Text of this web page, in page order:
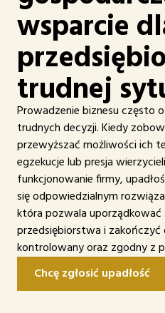
wsparcie
trudnej
Prowadzenie biznesu często
trudnych decyzji. Kiedy
przewyższać możliwości ich
egzekucje lub presja
funkcjonowanie firmy,
się odpowiedzialnym
która pozwala uporządkować
przedsiębiorstwa i zakończyć
kontrolowany oraz zgodny z
Chcę zgłosić upadłość